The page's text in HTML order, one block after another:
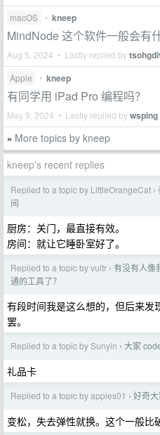
macOS
• kneep
MindNode 这个软件一般会有
Aug 5, 2024 • Lastly replied by
Apple • kneep
有同学用 iPad Pro 编程吗？
May 9, 2024 • Lastly replied bywsping
» More topics by kneep
kneep's recent replies
Replied to a topic by LittleOrangeCat ›
间
厨房：关门，最直接有效。
房间：就让它睡卧室好了。
Replied to a topic by vultr › 有没有人像
通的工具了？
有段时间我是这么想的，但后来
罢。
Replied to a topic by Sunyin › 大家
礼品卡
Replied to a topic by apples01 › 好奇大
变松，失去弹性就换。这个一般比